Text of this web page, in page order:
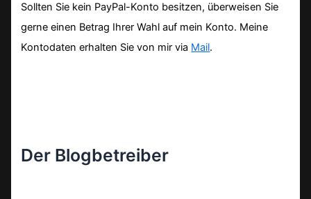
Sollten Sie kein PayPal-Konto besitzen, überweisen Sie
gerne einen Betrag Ihrer Wahl auf mein Konto. Meine
Kontodaten erhalten Sie von mir via Mail.
Der Blogbetreiber